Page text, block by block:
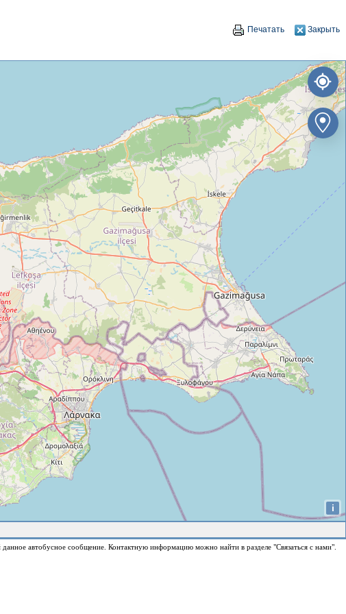
Печатать Закрыть
i
автобусное сообщение. Контактную информацию можно найти в разделе "Связаться с нами".